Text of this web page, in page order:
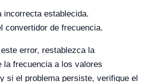
incorrecta establecida.
convertidor de frecuencia.
error, restablezca la
la frecuencia a los valores
si el problema persiste, verifique el